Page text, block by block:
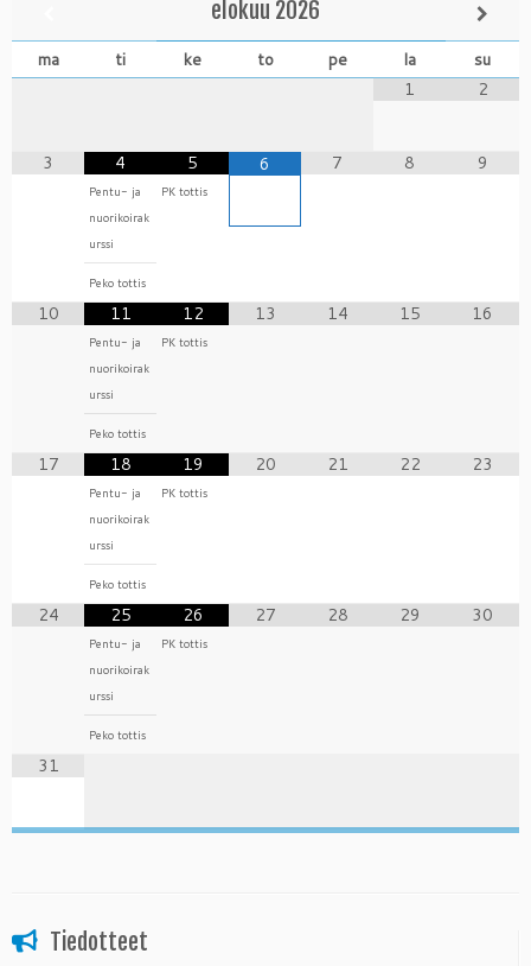
elokuu 2026
ma ti ke to pe la
su
1
2
3 4
Pentu- ja
nuorikoirak
urssi
Peko tottis
5
PK tottis
6 7 8 9
10 11
Pentu- ja
nuorikoirak
urssi
Peko tottis
12
PK tottis
13 14 15 16
17 18
Pentu- ja
nuorikoirak
urssi
Peko tottis
19
PK tottis
20 21 22 23
24 25
Pentu- ja
nuorikoirak
urssi
Peko tottis
26
PK tottis
27 28 29 30
31
Tiedotteet